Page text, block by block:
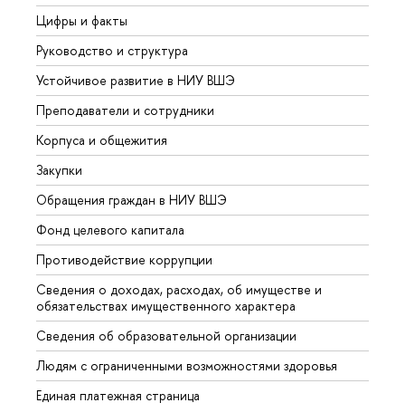
Цифры и факты
Руководство и структура
Устойчивое развитие в НИУ ВШЭ
Преподаватели и сотрудники
Корпуса и общежития
Закупки
Обращения граждан в НИУ ВШЭ
Фонд целевого капитала
Противодействие коррупции
Сведения о доходах, расходах, об имуществе и
обязательствах имущественного характера
Сведения об образовательной организации
Людям с ограниченными возможностями здоровья
Единая платежная страница